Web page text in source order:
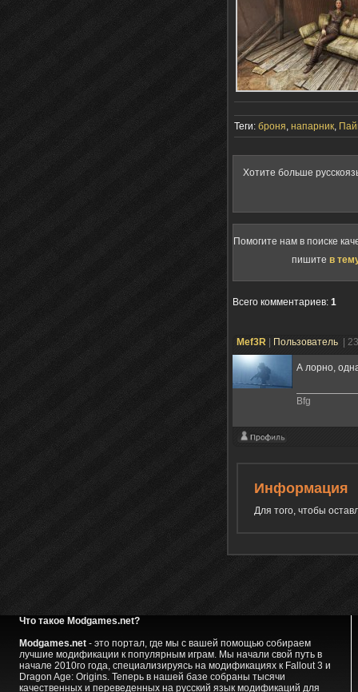
Теги: броня, напарник,
Хотите больше
Помогите нам в поиске
пишите в
Всего комментариев: 1
Mef3R Пользователь |
А лорно,
Bfg
Информация
Для того, чтобы
Что такое Modgames.net?
Modgames.net- это портал, где мы с вашей помощью собираем
лучшие модификации к популярным играм. Мы начали свой путь в
начале 2010го года, специализируясь на модификациях к Fallout 3 и
Dragon Age: Origins. Теперь в нашей базе собраны тысячи
качественных и переведенных на русский язык модификаций для